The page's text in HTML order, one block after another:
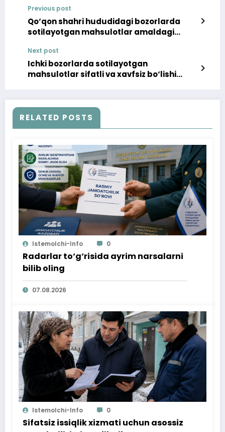
Previous post
Qo‘qon shahri hududidagi bozorlarda
sotilayotgan mahsulotlar amaldagi
kuzatuvdan o‘tkazilmoqda
Next post
Ichki bozorlarda sotilayotgan
mahsulotlar sifatli va xavfsiz bo‘lishi
RELATED POSTS
Istemolchi-Info 0
Radarlar to‘g‘risida ayrim narsalarni
bilib oling
07.08.2026
Istemolchi-Info 0
Sifatsiz issiqlik xizmati uchun asossiz